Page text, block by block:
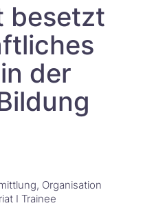
besetzt
der
Organisation
I Trainee